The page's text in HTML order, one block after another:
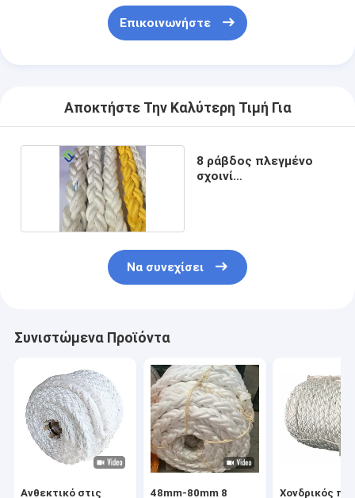
Επικοινωνήστε
Αποκτήστε Την Καλύτερη Τιμή Για
8 ράβδος πλεγμένο
σχοινί
Να συνεχίσει
Συνιστώμενα Προϊόντα
Ανθεκτικό στις 48mm-80mm 8 Χονδρικός